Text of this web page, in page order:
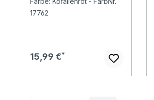
17762
Regulärer Preis:
15,99 €